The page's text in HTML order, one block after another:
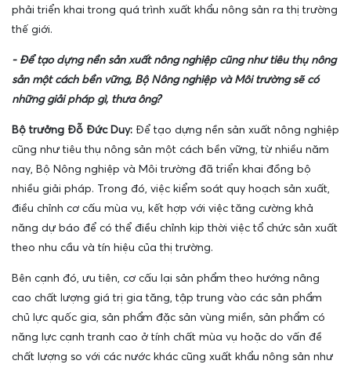
phải triển khai trong quá trình xuất khẩu nông sản ra thị trường
thế giới.
- Để tạo dựng nền sản xuất nông nghiệp cũng như tiêu thụ nông
sản một cách bền vững, Bộ Nông nghiệp và Môi trường sẽ có
những giải pháp gì, thưa ông?
Bộ trưởng Đỗ Đức Duy: Để tạo dựng nền sản xuất nông nghiệp
cũng như tiêu thụ nông sản một cách bền vững, từ nhiều năm
nay, Bộ Nông nghiệp và Môi trường đã triển khai đồng bộ
nhiều giải pháp. Trong đó, việc kiểm soát quy hoạch sản xuất,
điều chỉnh cơ cấu mùa vụ, kết hợp với việc tăng cường khả
năng dự báo để có thể điều chỉnh kịp thời việc tổ chức sản xuất
theo nhu cầu và tín hiệu của thị trường.
Bên cạnh đó, ưu tiên, cơ cấu lại sản phẩm theo hướng nâng
cao chất lượng giá trị gia tăng, tập trung vào các sản phẩm
chủ lực quốc gia, sản phẩm đặc sản vùng miền, sản phẩm có
năng lực cạnh tranh cao ở tính chất mùa vụ hoặc do vấn đề
chất lượng so với các nước khác cũng xuất khẩu nông sản như